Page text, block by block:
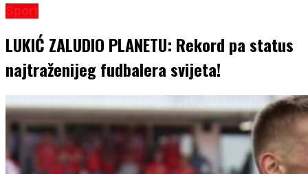
Sport
LUKIĆ ZALUDIO PLANETU: Rekord pa status
najtraženijeg fudbalera svijeta!